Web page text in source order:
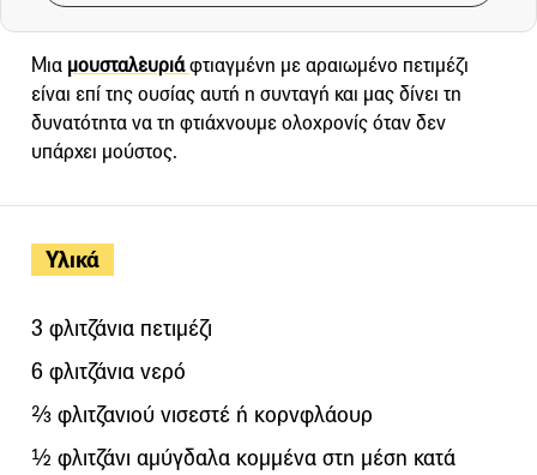
Υλικά
3 φλιτζάνια πετιμέζι
6 φλιτζάνια νερό
⅔ φλιτζανιού νισεστέ ή κορνφλάουρ
½ φλιτζάνι αμύγδαλα κομμένα στη μέση κατά
Μια μουσταλευριάφτιαγμένη με αραιωμένο πετιμέζι
είναι επί της ουσίας αυτή η συνταγή και μας δίνει τη
δυνατότητα να τη φτιάχνουμε ολοχρονίς όταν δεν
υπάρχει μούστος.